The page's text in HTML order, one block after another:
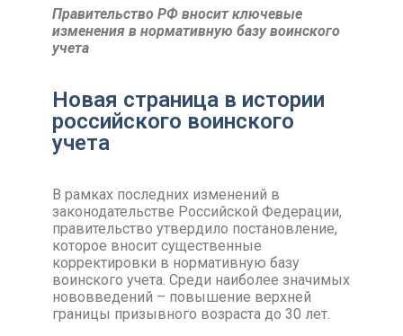
Правительство РФ вносит ключевые
изменения в нормативную базу воинского
учета
Новая страница в истории
российского воинского
учета
В рамках последних изменений в
законодательстве Российской Федерации,
правительство утвердило постановление,
которое вносит существенные
корректировки в нормативную базу
воинского учета. Среди наиболее значимых
нововведений – повышение верхней
границы призывного возраста до 30 лет.